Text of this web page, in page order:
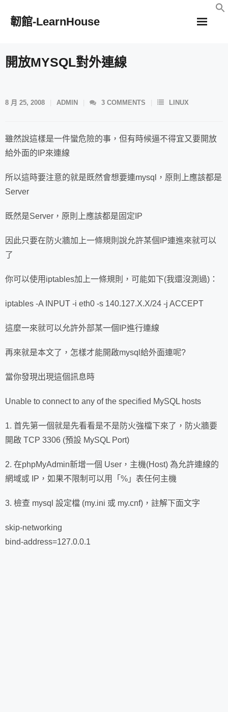
韌館-LearnHouse
開放MYSQL對外連線
8 月 25, 2008 ADMIN 3 COMMENTS LINUX
雖然說這樣是一件蠻危險的事，但有時候逼不得宜又要開放
給外面的IP來連線
所以這時要注意的就是既然會想要連mysql，原則上應該都是
Server
既然是Server，原則上應該都是固定IP
因此只要在防火牆加上一條規則說允許某個IP連進來就可以
了
你可以使用iptables加上一條規則，可能如下(我還沒測過)：
iptables -A INPUT -i eth0 -s 140.127.X.X/24 -j ACCEPT
這麼一來就可以允許外部某一個IP進行連線
再來就是本文了，怎樣才能開啟mysql給外面連呢?
當你發現出現這個訊息時
Unable to connect to any of the specified MySQL hosts
1. 首先第一個就是先看看是不是防火強檔下來了，防火牆要
開啟 TCP 3306 (預設 MySQL Port)
2. 在phpMyAdmin新增一個 User，主機(Host) 為允許連線的
網域或 IP，如果不限制可以用「%」表任何主機
3. 檢查 mysql 設定檔 (my.ini 或 my.cnf)，註解下面文字
skip-networking
bind-address=127.0.0.1